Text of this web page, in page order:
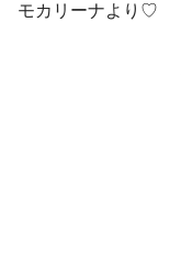
モカリーナより♡